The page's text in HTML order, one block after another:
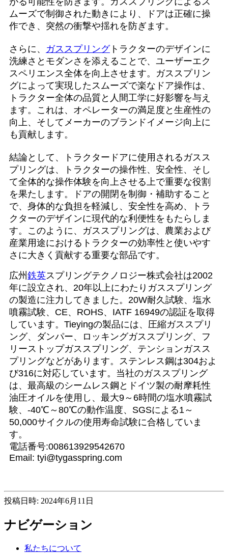
ムーズで制御された動きにより、ドアは正確に操
作でき、突然の衝撃や揺れを防ぎます。
さらに、 ガススプリングトラクターのデザインに
洗練さとモダンさを添えることで、ユーザーエク
スペリエンス全体を向上させます。ガススプリン
グによって実現したスムーズで楽なドア操作は、
トラクター全体の品質と人間工学に好影響を与え
ます。これは、オペレーターの満足度と生産性の
向上、そしてメーカーのブランドイメージ向上に
も貢献します。
結論として、トラクタードアに使用されるガスス
プリングは、トラクターの操作性、安全性、そし
て全体的な操作体験を向上させる上で重要な役割
を果たします。ドアの開閉を制御・補助すること
で、身体的な負担を軽減し、安全性を高め、トラ
クターのデザインに現代的な利便性をもたらしま
す。このように、ガススプリングは、農業および
産業用途におけるトラクターの効率性と使いやす
さに大きく貢献する重要な部品です。
広州 鉄英スプリングテクノロジー株式会社は2002
年に設立され、20年以上にわたりガススプリング
の製造に注力してきました。20W耐久試験、塩水
噴霧試験、CE、ROHS、IATF 16949の認証を取得
しています。Tieyingの製品には、圧縮ガススプリ
ング、ダンパー、ロッキングガススプリング、フ
リーストップガススプリング、テンションガスス
プリングなどがあります。ステンレス鋼は304およ
び316に対応しています。当社のガススプリング
は、最高級のシームレス鋼とドイツ製の耐摩耗性
油圧オイルを使用し、最大9～6時間の塩水噴霧試
験、-40℃～80℃の動作温度、SGSによる1～
50,000サイクルの使用寿命試験に合格していま
す。
電話番号:008613929542670
Email: tyi@tygasspring.com
投稿日時: 2024年6月11日
ナビゲーション
私たちについて